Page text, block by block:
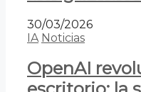
30/03/2026
IA Noticias
OpenAI